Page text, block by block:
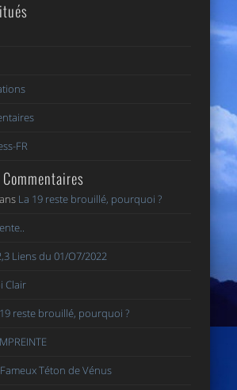
FR
La 19 reste brouillé, pourquoi ?
Liens du 01/O7/2022
Clair
reste brouillé, pourquoi ?
Téton de Vénus